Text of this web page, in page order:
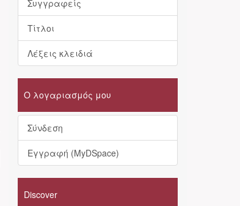
Συγγραφείς
Τίτλοι
Λέξεις κλειδιά
Ο λογαριασμός μου
Σύνδεση
Εγγραφή (MyDSpace)
Discover